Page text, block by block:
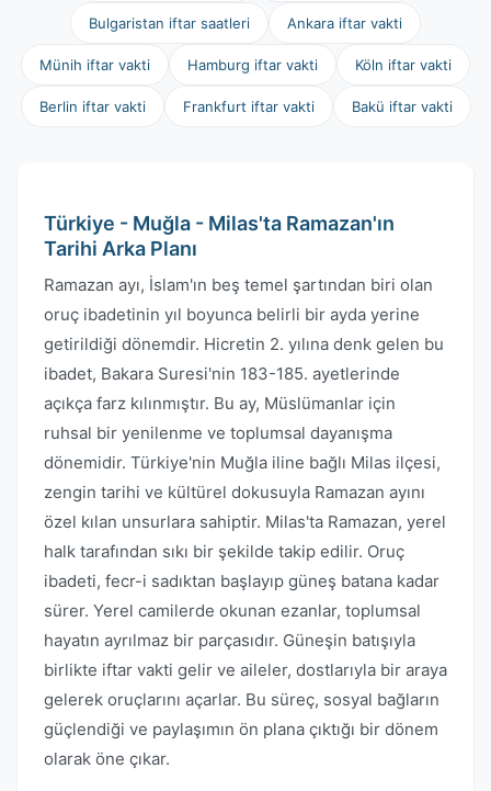
Bulgaristan iftar saatleri Ankara iftar vakti
Münih iftar vakti Hamburg iftar vakti Köln iftar vakti
Berlin iftar vakti Frankfurt iftar vakti Bakü iftar vakti
Türkiye - Muğla - Milas'ta Ramazan'ın
Tarihi Arka Planı
Ramazan ayı, İslam'ın beş temel şartından biri olan
oruç ibadetinin yıl boyunca belirli bir ayda yerine
getirildiği dönemdir. Hicretin 2. yılına denk gelen bu
ibadet, Bakara Suresi'nin 183-185. ayetlerinde
açıkça farz kılınmıştır. Bu ay, Müslümanlar için
ruhsal bir yenilenme ve toplumsal dayanışma
dönemidir. Türkiye'nin Muğla iline bağlı Milas ilçesi,
zengin tarihi ve kültürel dokusuyla Ramazan ayını
özel kılan unsurlara sahiptir. Milas'ta Ramazan, yerel
halk tarafından sıkı bir şekilde takip edilir. Oruç
ibadeti, fecr-i sadıktan başlayıp güneş batana kadar
sürer. Yerel camilerde okunan ezanlar, toplumsal
hayatın ayrılmaz bir parçasıdır. Güneşin batışıyla
birlikte iftar vakti gelir ve aileler, dostlarıyla bir araya
gelerek oruçlarını açarlar. Bu süreç, sosyal bağların
güçlendiği ve paylaşımın ön plana çıktığı bir dönem
olarak öne çıkar.